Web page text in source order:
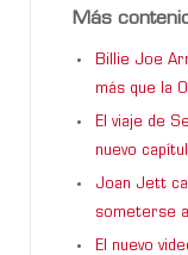
Más
Billie Joe
más que la
El viaje de
nuevo
Joan Jett
someterse
El nuevo